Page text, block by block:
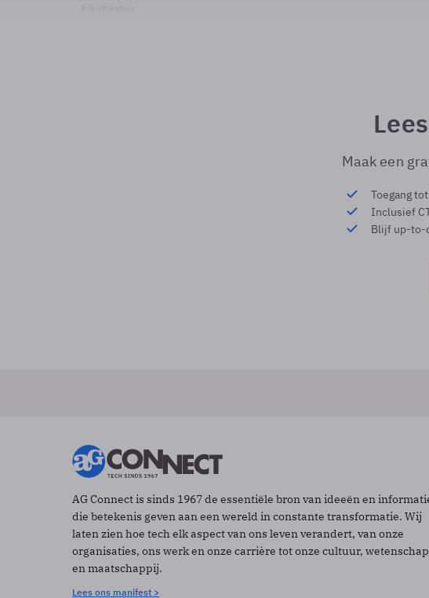
Maak een
Toegang
Inclusief
Blijf up-to-
AG Connect is sinds 1967 de essentiële bron van ideeën en
die betekenis geven aan een wereld in constante transformatie. Wij
laten zien hoe tech elk aspect van ons leven verandert, van onze
organisaties, ons werk en onze carrière tot onze cultuur, wetenschap
en maatschappij.
Lees ons manifest >